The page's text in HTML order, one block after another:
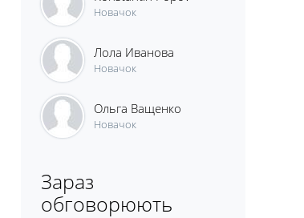
Новачок
Лола Иванова
Новачок
Ольга Ващенко
Новачок
Зараз
обговорюють